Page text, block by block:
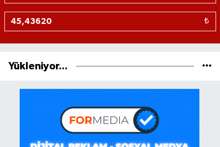
₺
Yükleniyor...